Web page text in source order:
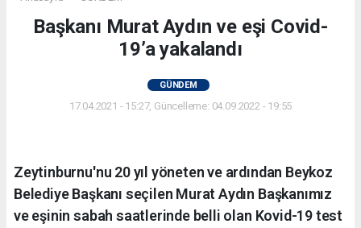
Başkanı Murat Aydın ve eşi Covid-
19’a yakalandı
GÜNDEM
17.04.2021 - 15:27, Güncelleme: 04.09.2022 - 19:55
Zeytinburnu'nu 20 yıl yöneten ve ardından Beykoz
Belediye Başkanı seçilen Murat Aydın Başkanımız
ve eşinin sabah saatlerinde belli olan Kovid-19 test